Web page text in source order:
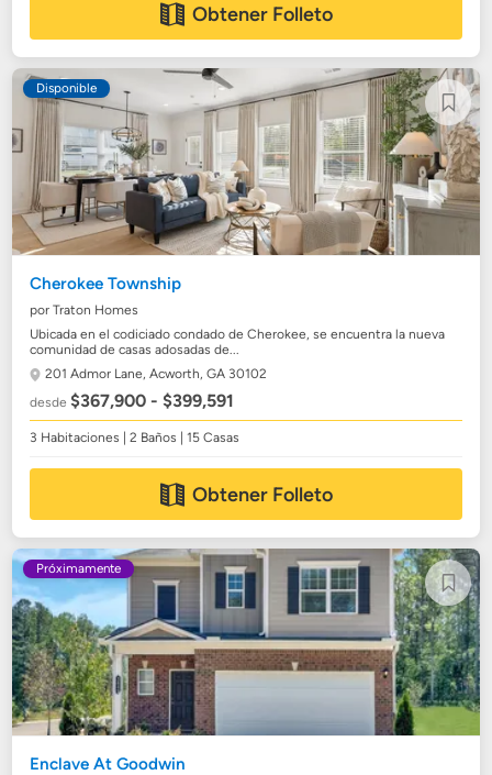
Obtener Folleto
Disponible
Cherokee Township
por Traton Homes
Ubicada en el codiciado condado de Cherokee, se encuentra la nueva
comunidad de casas adosadas de...
201 Admor Lane,Acworth, GA 30102
desde$367,900 - $399,591
3 Habitaciones | 2 Baños | 15 Casas
Obtener Folleto
Próximamente
Enclave At Goodwin